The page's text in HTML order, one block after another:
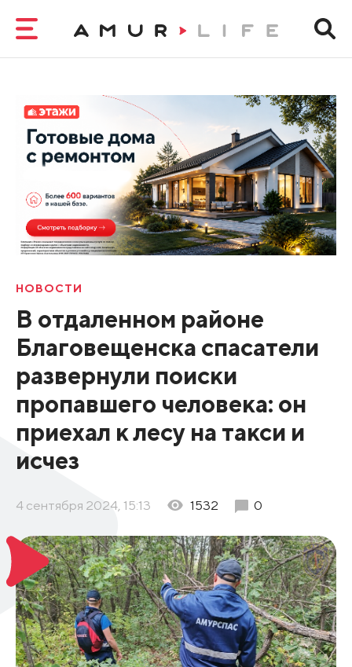
НОВОСТИ
В отдаленном районе
Благовещенска спасатели
развернули поиски
пропавшего человека: он
приехал к лесу на такси и
исчез
4 сентября 2024, 15:13 1532 0